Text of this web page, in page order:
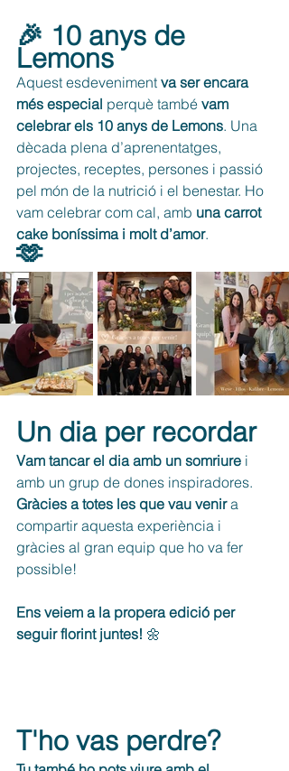
🎉 10 anys de
Lemons
Aquest esdeveniment va ser encara
més especial perquè també vam
celebrar els 10 anys de Lemons. Una
dècada plena d’aprenentatges,
projectes, receptes, persones i passió
pel món de la nutrició i el benestar. Ho
vam celebrar com cal, amb una carrot
cake boníssima i molt d’amor.
🫶
Un dia per recordar
Vam tancar el dia amb un somriure i
amb un grup de dones inspiradores.
Gràcies a totes les que vau venir a
compartir aquesta experiència i
gràcies al gran equip que ho va fer
possible!
Ens veiem a la propera edició per
seguir florint juntes! 🌼
T'ho vas perdre?